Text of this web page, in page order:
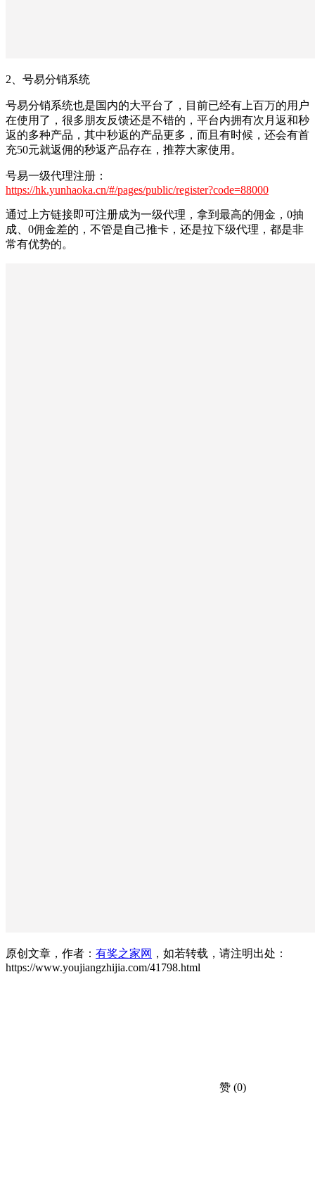
2、号易分销系统
号易分销系统也是国内的大平台了，目前已经有上百万的用户
在使用了，很多朋友反馈还是不错的，平台内拥有次月返和秒
返的多种产品，其中秒返的产品更多，而且有时候，还会有首
充50元就返佣的秒返产品存在，推荐大家使用。
号易一级代理注册：
https://hk.yunhaoka.cn/#/pages/public/register?code=88000
通过上方链接即可注册成为一级代理，拿到最高的佣金，0抽
成、0佣金差的，不管是自己推卡，还是拉下级代理，都是非
常有优势的。
原创文章，作者： 有奖之家网 ，如若转载，请注明出处：
https://www.youjiangzhijia.com/41798.html
赞 (0)